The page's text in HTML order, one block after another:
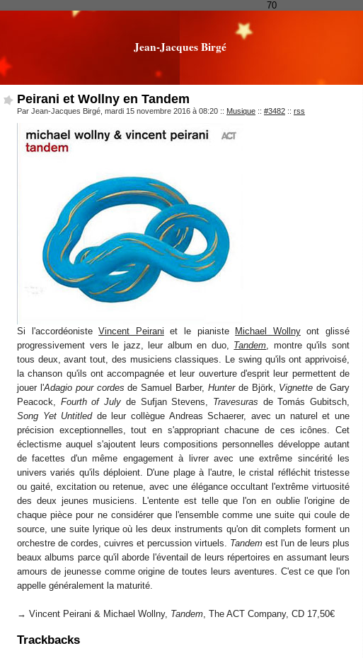
70
Jean-Jacques Birgé
Peirani et Wollny en Tandem
Par Jean-Jacques Birgé, mardi 15 novembre 2016 à 08:20 :: Musique :: #3482 :: rss
Si l'accordéonisteVincent Peirani et le pianiste Michael Wollnyont glissé
progressivement vers le jazz, leur album en duo, Tandem , montre qu'ils sont
tous deux, avant tout, des musiciens classiques. Le swing qu'ils ont apprivoisé,
la chanson qu'ils ont accompagnée et leur ouverture d'esprit leur permettent de
jouer l'Adagio pour cordes de Samuel Barber, Hunterde Björk, Vignette de Gary
Peacock, Fourth of July de Sufjan Stevens, Travesuras de Tomás Gubitsch,
Song Yet Untitledde leur collègue Andreas Schaerer, avec un naturel et une
précision exceptionnelles, tout en s'appropriant chacune de ces icônes. Cet
éclectisme auquel s'ajoutent leurs compositions personnelles développe autant
de facettes d'un même engagement à livrer avec une extrême sincérité les
univers variés qu'ils déploient. D'une plage à l'autre, le cristal réfléchit tristesse
ou gaité, excitation ou retenue, avec une élégance occultant l'extrême virtuosité
des deux jeunes musiciens. L'entente est telle que l'on en oublie l'origine de
chaque pièce pour ne considérer que l'ensemble comme une suite qui coule de
source, une suite lyrique où les deux instruments qu'on dit complets forment un
orchestre de cordes, cuivres et percussion virtuels. Tandem est l'un de leurs plus
beaux albums parce qu'il aborde l'éventail de leurs répertoires en assumant leurs
amours de jeunesse comme origine de toutes leurs aventures. C'est ce que l'on
appelle généralement la maturité.
→ Vincent Peirani & Michael Wollny, Tandem , The ACT Company, CD 17,50€
Trackbacks